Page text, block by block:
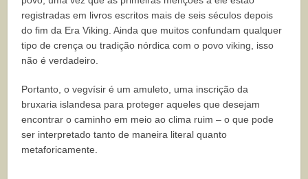
registradas em livros escritos mais de seis séculos depois
do fim da Era Viking. Ainda que muitos confundam qualquer
tipo de crença ou tradição nórdica com o povo viking, isso
não é verdadeiro.
Portanto, o vegvísir é um amuleto, uma inscrição da
bruxaria islandesa para proteger aqueles que desejam
encontrar o caminho em meio ao clima ruim – o que pode
ser interpretado tanto de maneira literal quanto
metaforicamente.